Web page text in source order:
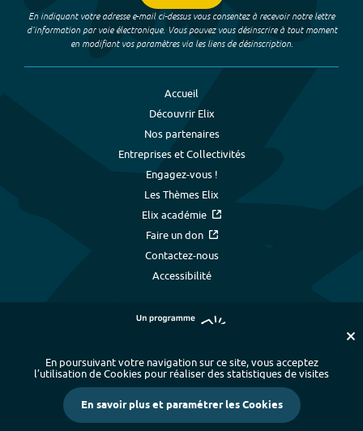
En indiquant votre adresse e-mail ci-dessus vous consentez à recevoir notre lettre
d’information par voie électronique. Vous pouvez vous désinscrire à tout moment
en modifiant vos paramètres via les liens de désinscription.
Accueil
Découvrir Elix
Nos partenaires
Entreprises et Collectivités
Engagez-vous !
Les Thèmes Elix
Elix académie
Faire un don
Contactez-nous
Accessibilité
Plan du site - Index alphabétique
-
Mentions légales et données personnelles
- Paramétrer les cookies
Crédits
En poursuivant votre navigation sur ce site, vous acceptez
l’utilisation de Cookies pour réaliser des statistiques de visites
En savoir plus et paramétrer les Cookies